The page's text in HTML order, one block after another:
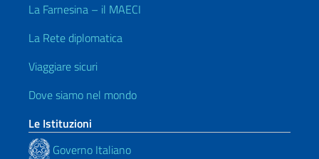
La Farnesina – il MAECI
La Rete diplomatica
Viaggiare sicuri
Dove siamo nel mondo
Le Istituzioni
Governo Italiano